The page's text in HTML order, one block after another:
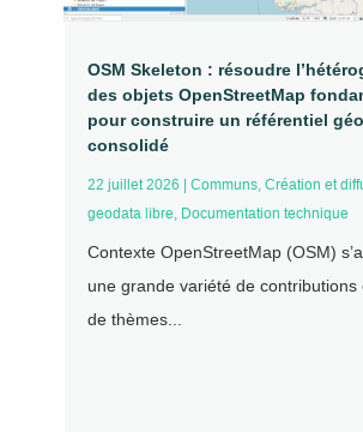
OSM Skeleton : résoudre
des objets OpenStreetMap
pour construire un référentiel
consolidé
22 juillet 2026 Communs, Création et
geodata libre, Documentation technique
Contexte OpenStreetMap (OSM)
une grande variété de contributions
de thèmes...